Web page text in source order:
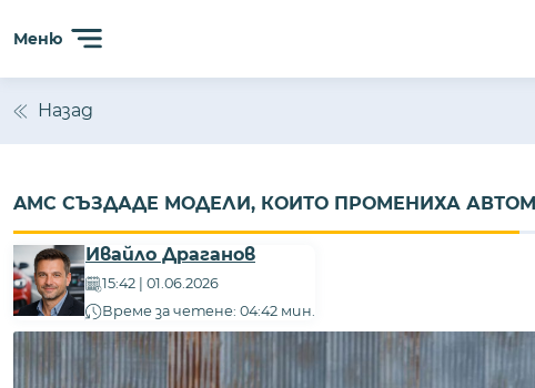
Меню
Назад
AMC СЪЗДАДЕ МОДЕЛИ, КОИТО ПРОМЕНИХА
Ивайло Драганов
15:42 | 01.06.2026
Време за четене: 04:42 мин.